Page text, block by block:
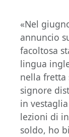
«Nel
annuncio
facoltosa
lingua
nella fretta
signore
in
lezioni di
soldo, ho